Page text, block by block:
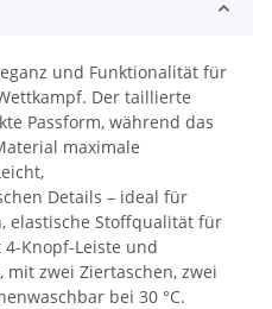
und Funktionalität für
Der taillierte
Passform, während das
maximale
Details – ideal für
elastische Stoffqualität für
Knopf-Leiste und
mit zwei Ziertaschen, zwei
bei 30 °C.